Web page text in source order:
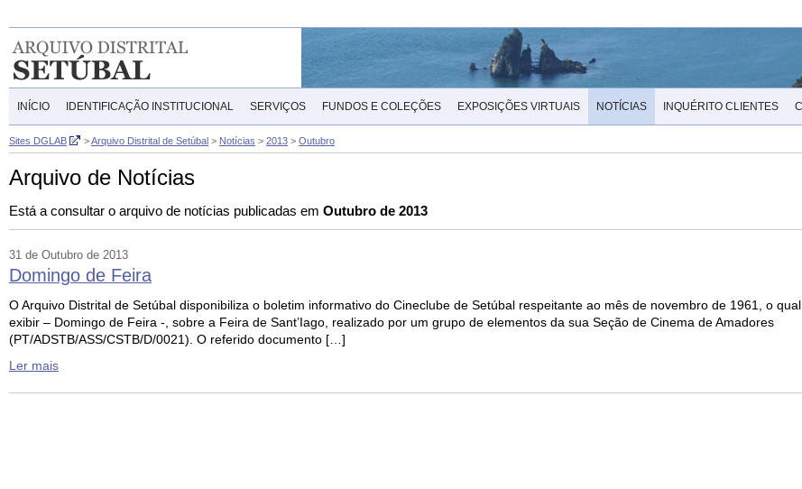
INÍCIO IDENTIFICAÇÃO INSTITUCIONAL SERVIÇOS FUNDOS E COLEÇÕES EXPOSIÇÕES VIRTUAIS NOTÍCIAS INQUÉRITO CLIENTES
Sites DGLAB >Arquivo Distrital de Setúbal > Notícias > 2013 > Outubro
Arquivo de Notícias
Está a consultar o arquivo de notícias publicadas em Outubro de 2013
31 de Outubro de 2013
Domingo de Feira
O Arquivo Distrital de Setúbal disponibiliza o boletim informativo do Cineclube de Setúbal respeitante ao mês de novembro de 1961, o
exibir – Domingo de Feira -, sobre a Feira de Sant’Iago, realizado por um grupo de elementos da sua Seção de Cinema de Amadores
(PT/ADSTB/ASS/CSTB/D/0021). O referido documento […]
Ler mais